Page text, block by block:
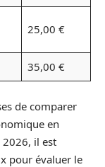
25,00 €
35,00 €
de comparer
en
2026, il est
pour évaluer le